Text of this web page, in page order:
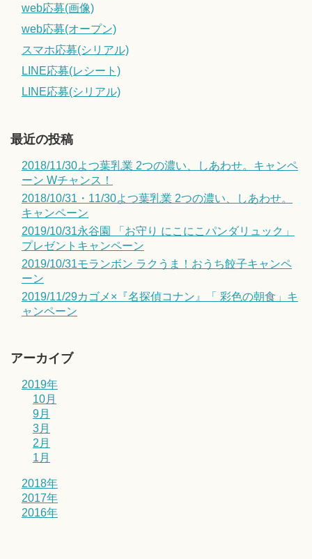
web応募(画像)
web応募(オープン)
スマホ応募(シリアル)
LINE応募(レシート)
LINE応募(シリアル)
最近の投稿
2018/11/30よつ葉乳業 2つの濃い、しあわせ。キャンペ
ーン Wチャンス！
2018/10/31・11/30よつ葉乳業 2つの濃い、しあわせ。
キャンペーン
2019/10/31永谷園 「お守り にこにこパンダリュック」
プレゼントキャンペーン
2019/10/31モランボン ラクうま！おうち餃子キャンペ
ーン
2019/11/29カゴメ×『名探偵コナン』「 彩色の朝食」キ
ャンペーン
アーカイブ
2019年
10月
9月
3月
2月
1月
2018年
2017年
2016年